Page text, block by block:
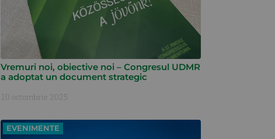
Vremuri noi, obiective noi – Congresul UDMR
a adoptat un document strategic
10 octombrie 2025
EVENIMENTE